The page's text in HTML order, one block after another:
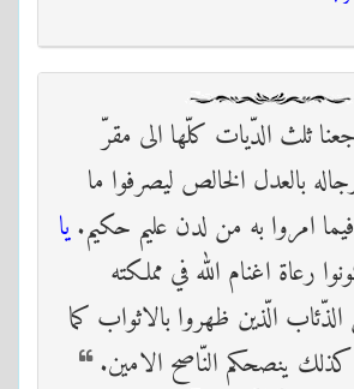
ثلث الدّيات كلّها الى مقرّ
بالعدل الخالص ليصرفوا ما
امروا به من لدن عليم حكيم.يا
رعاة اغنام الله في مملكته
الّذين ظهروا بالاثواب كما
كذلك ينصحكم النّاصح الامين.